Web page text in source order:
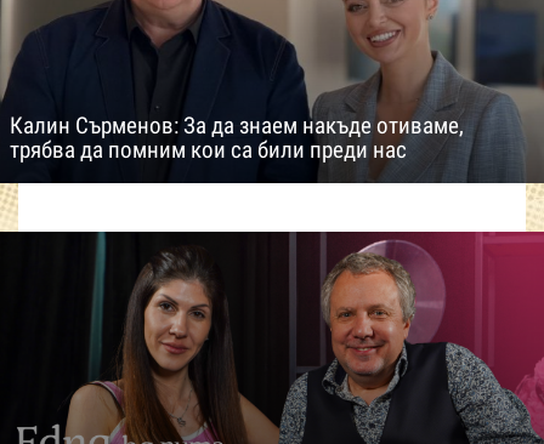
Калин Сърменов: За да знаем накъде отиваме,
трябва да помним кои са били преди нас